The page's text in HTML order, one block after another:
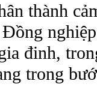
thành
đinh,
trong